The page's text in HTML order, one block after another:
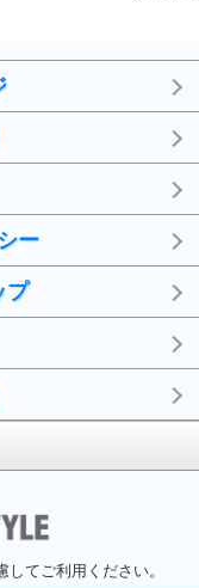
ー
プ
てご利用ください。